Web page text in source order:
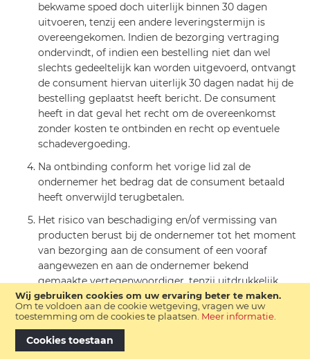
Wij gebruiken cookies om uw ervaring beter te maken.
Om te voldoen aan de cookie wetgeving, vragen we uw
toestemming om de cookies te plaatsen. Meer informatie
Cookies toestaan
bekwame spoed doch uiterlijk binnen 30 dagen
uitvoeren, tenzij een andere leveringstermijn is
overeengekomen. Indien de bezorging vertraging
ondervindt, of indien een bestelling niet dan wel
slechts gedeeltelijk kan worden uitgevoerd, ontvangt
de consument hiervan uiterlijk 30 dagen nadat hij de
bestelling geplaatst heeft bericht. De consument
heeft in dat geval het recht om de overeenkomst
zonder kosten te ontbinden en recht op eventuele
schadevergoeding.
Na ontbinding conform het vorige lid zal de
ondernemer het bedrag dat de consument betaald
heeft onverwijld terugbetalen.
Het risico van beschadiging en/of vermissing van
producten berust bij de ondernemer tot het moment
van bezorging aan de consument of een vooraf
aangewezen en aan de ondernemer bekend
gemaakte vertegenwoordiger, tenzij uitdrukkelijk
anders is overeengekomen.
Artikel 14 - Duurtransacties: duur, opzegging en